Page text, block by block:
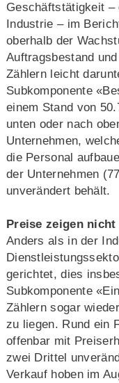
Geschäftstätigkeit –
Industrie – im
oberhalb der
Auftragsbestand
Zählern leicht
Subkomponente
einem Stand von
unten oder nach
Unternehmen,
die Personal
der Unternehmen
unverändert behält.
Preise zeigen
Anders als in der
gerichtet, dies
Subkomponente
Zählern sogar
zu liegen. Rund ein
offenbar mit
zwei Drittel
Verkauf hoben im